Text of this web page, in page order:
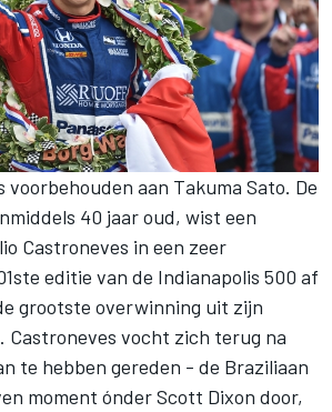
voorbehouden aan Takuma Sato. De
40 jaar oud, wist een
Castroneves in een zeer
editie van de Indianapolis 500 af
grootste overwinning uit zijn
Castroneves vocht zich terug na
te hebben gereden - de Braziliaan
moment ónder Scott Dixon door,